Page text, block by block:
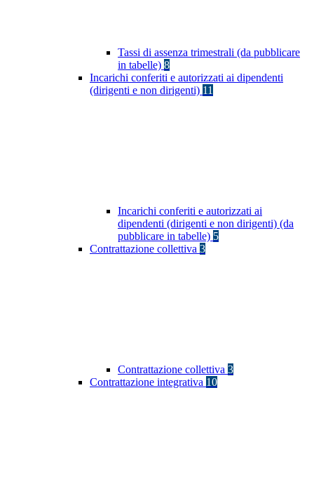
Tassi di assenza trimestrali (da pubblicare
in tabelle) 8
Incarichi conferiti e autorizzati ai dipendenti
(dirigenti e non dirigenti) 11
Incarichi conferiti e autorizzati ai
dipendenti (dirigenti e non dirigenti) (da
pubblicare in tabelle) 5
Contrattazione collettiva 3
Contrattazione collettiva 3
Contrattazione integrativa 10